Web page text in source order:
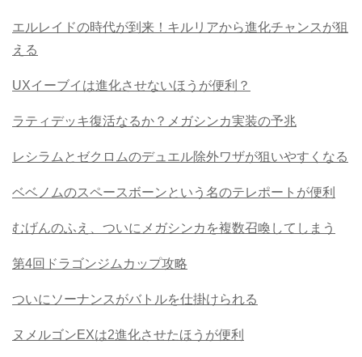
エルレイドの時代が到来！キルリアから進化チャンスが狙
える
UXイーブイは進化させないほうが便利？
ラティデッキ復活なるか？メガシンカ実装の予兆
レシラムとゼクロムのデュエル除外ワザが狙いやすくなる
ベベノムのスペースボーンという名のテレポートが便利
むげんのふえ、ついにメガシンカを複数召喚してしまう
第4回ドラゴンジムカップ攻略
ついにソーナンスがバトルを仕掛けられる
ヌメルゴンEXは2進化させたほうが便利